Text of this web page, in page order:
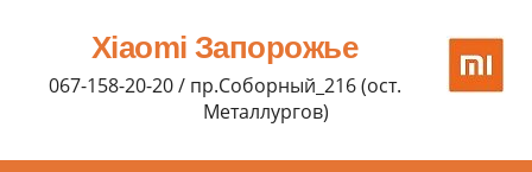
Xiaomi Запорожье
067-158-20-20 / пр.Соборный_216 (ост.
Металлургов)